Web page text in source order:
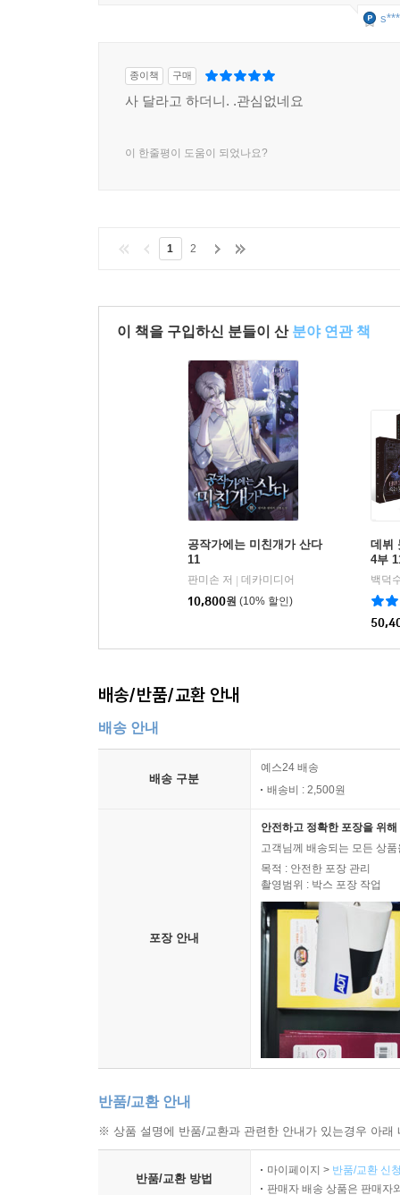
종이책 구매
사 달라고 하더니. .관심없네요
이 한줄평이 도움이 되었나요?
1 2
이 책을 구입하신 분들이 산 분야 연관 책
공작가에는 미친개가 산다
11
판미손 저
데카미디어
10,800원 (10% 할인)
데뷔
4부
백덕
배송/반품/교환 안내
배송 안내
배송 구분
예스24 배송
배송비 : 2,500원
포장 안내
안전하고 정확한 포장을 위
고객님께 배송되는 모든 상
목적 : 안전한 포장 관리
촬영범위 : 박스 포장 작업
반품/교환 안내
※ 상품 설명에 반품/교환과 관련한 안내가 있는경우 아
반품/교환 방법
마이페이지 > 반품/교환 신
판매자 배송 상품은 판매자